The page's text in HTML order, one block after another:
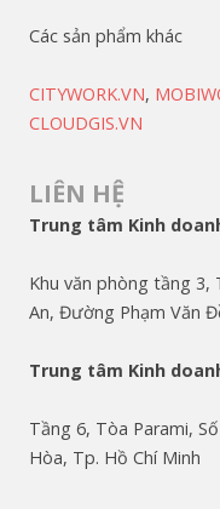
Các sản phẩm khác
CITYWORK.VN,
CLOUDGIS.VN
LIÊN HỆ
Trung tâm Kinh
Khu văn phòng tầng 3,
An, Đường Phạm Văn
Trung tâm Kinh
Tầng 6, Tòa Parami,
Hòa, Tp. Hồ Chí Minh